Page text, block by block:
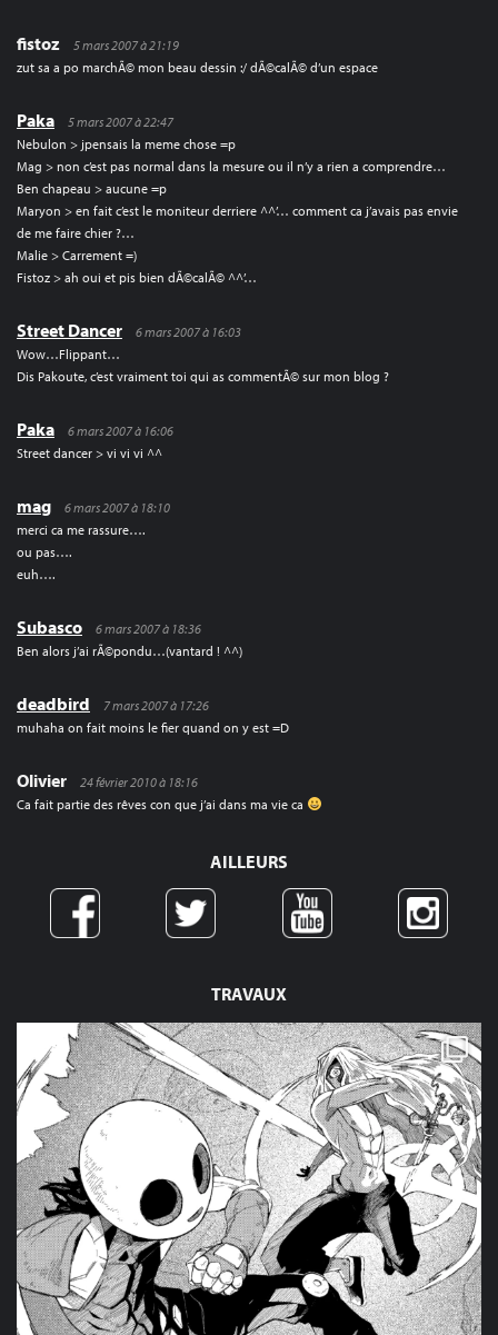
TRAVAUX
fistoz
5 mars 2007 à 21:19
zut sa a po marchÃ© mon beau dessin :/ dÃ©calÃ© d’un espace
Paka
5 mars 2007 à 22:47
Nebulon > jpensais la meme chose =p
Mag > non c’est pas normal dans la mesure ou il n’y a rien a comprendre…
Ben chapeau > aucune =p
Maryon > en fait c’est le moniteur derriere ^^’… comment ca j’avais pas envie
de me faire chier ?…
Malie > Carrement =)
Fistoz > ah oui et pis bien dÃ©calÃ© ^^’…
Street Dancer
6 mars 2007 à 16:03
Wow…Flippant…
Dis Pakoute, c’est vraiment toi qui as commentÃ© sur mon blog ?
Paka
6 mars 2007 à 16:06
Street dancer > vi vi vi ^^
mag
6 mars 2007 à 18:10
merci ca me rassure….
ou pas….
euh….
Subasco
6 mars 2007 à 18:36
Ben alors j’ai rÃ©pondu…(vantard ! ^^)
deadbird
7 mars 2007 à 17:26
muhaha on fait moins le fier quand on y est =D
Olivier
24 février 2010 à 18:16
Ca fait partie des rêves con que j’ai dans ma vie ca
AILLEURS